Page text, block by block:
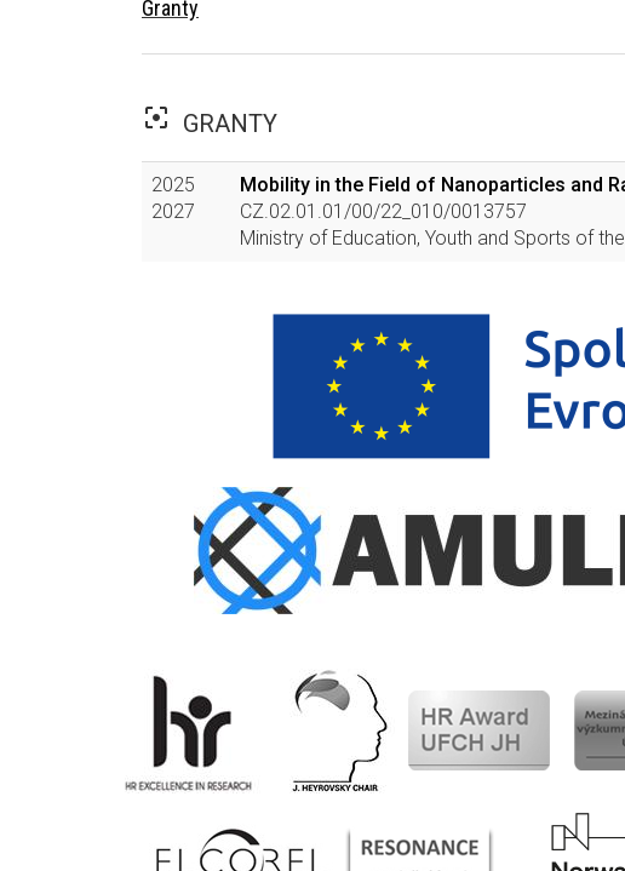
Granty
filter_center_focus GRANTY
2025
2027
Mobility in the Field of Nanoparticles and
CZ.02.01.01/00/22_010/0013757
Ministry of Education, Youth and Sports of